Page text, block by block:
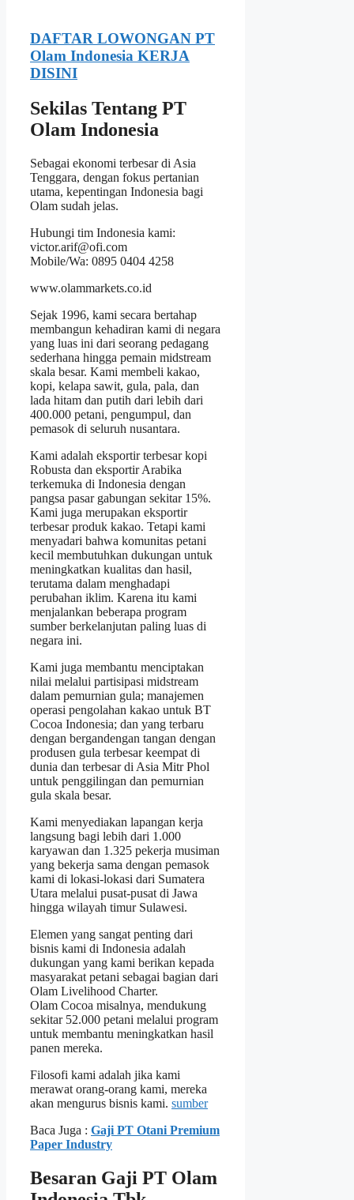
DAFTAR LOWONGAN PT
Olam Indonesia KERJA
DISINI
Sekilas Tentang PT
Olam Indonesia
Sebagai ekonomi terbesar di Asia
Tenggara, dengan fokus pertanian
utama, kepentingan Indonesia bagi
Olam sudah jelas.
Hubungi tim Indonesia kami:
victor.arif@ofi.com
Mobile/Wa: 0895 0404 4258
www.olammarkets.co.id
Sejak 1996, kami secara bertahap
membangun kehadiran kami di negara
yang luas ini dari seorang pedagang
sederhana hingga pemain midstream
skala besar. Kami membeli kakao,
kopi, kelapa sawit, gula, pala, dan
lada hitam dan putih dari lebih dari
400.000 petani, pengumpul, dan
pemasok di seluruh nusantara.
Kami adalah eksportir terbesar kopi
Robusta dan eksportir Arabika
terkemuka di Indonesia dengan
pangsa pasar gabungan sekitar 15%.
Kami juga merupakan eksportir
terbesar produk kakao. Tetapi kami
menyadari bahwa komunitas petani
kecil membutuhkan dukungan untuk
meningkatkan kualitas dan hasil,
terutama dalam menghadapi
perubahan iklim. Karena itu kami
menjalankan beberapa program
sumber berkelanjutan paling luas di
negara ini.
Kami juga membantu menciptakan
nilai melalui partisipasi midstream
dalam pemurnian gula; manajemen
operasi pengolahan kakao untuk BT
Cocoa Indonesia; dan yang terbaru
dengan bergandengan tangan dengan
produsen gula terbesar keempat di
dunia dan terbesar di Asia Mitr Phol
untuk penggilingan dan pemurnian
gula skala besar.
Kami menyediakan lapangan kerja
langsung bagi lebih dari 1.000
karyawan dan 1.325 pekerja musiman
yang bekerja sama dengan pemasok
kami di lokasi-lokasi dari Sumatera
Utara melalui pusat-pusat di Jawa
hingga wilayah timur Sulawesi.
Elemen yang sangat penting dari
bisnis kami di Indonesia adalah
dukungan yang kami berikan kepada
masyarakat petani sebagai bagian dari
Olam Livelihood Charter.
Olam Cocoa misalnya, mendukung
sekitar 52.000 petani melalui program
untuk membantu meningkatkan hasil
panen mereka.
Filosofi kami adalah jika kami
merawat orang-orang kami, mereka
akan mengurus bisnis kami. sumber
Baca Juga : Gaji PT Otani Premium
Paper Industry
Besaran Gaji PT Olam